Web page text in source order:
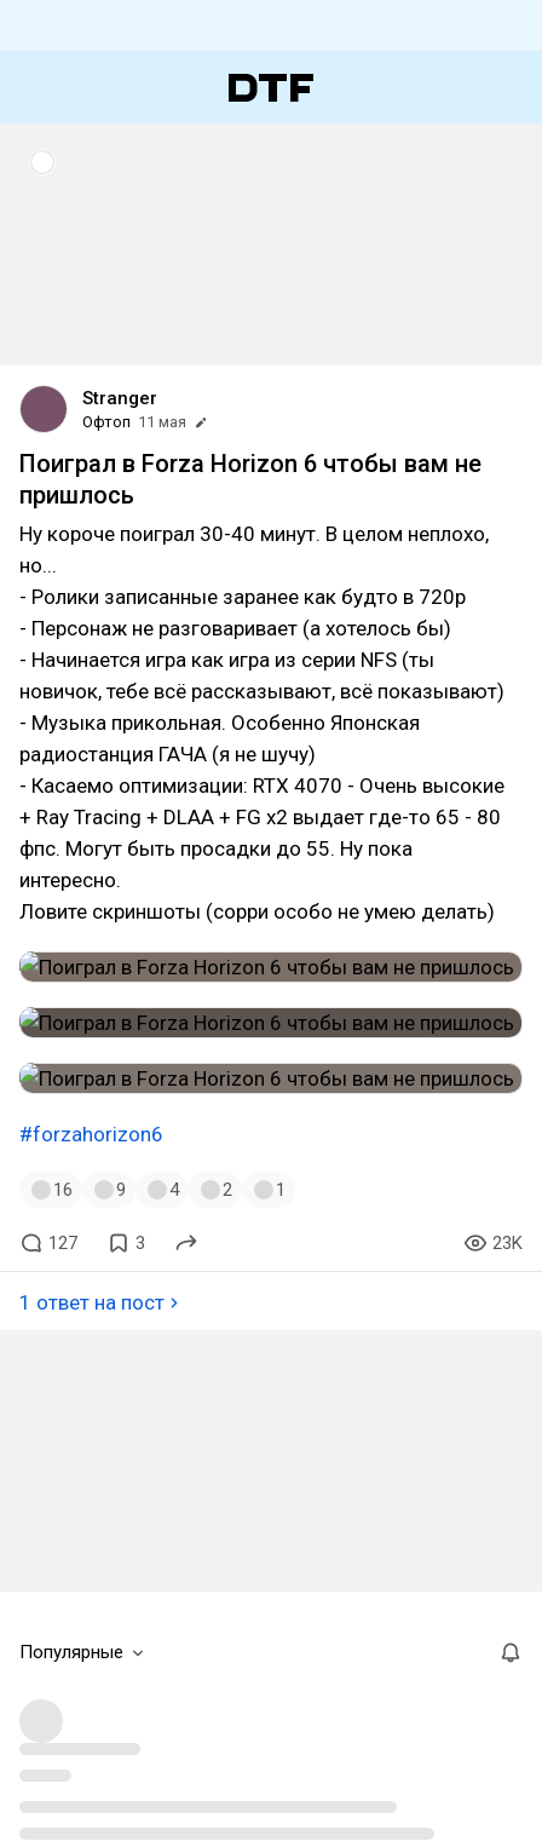
Stranger
Офтоп 11 мая
Поиграл в Forza Horizon 6 чтобы вам не
пришлось
Ну короче поиграл 30-40 минут. В целом неплохо,
но...
- Ролики записанные заранее как будто в 720p
- Персонаж не разговаривает (а хотелось бы)
- Начинается игра как игра из серии NFS (ты
новичок, тебе всё рассказывают, всё показывают)
- Музыка прикольная. Особенно Японская
радиостанция ГАЧА (я не шучу)
- Касаемо оптимизации: RTX 4070 - Очень высокие
+ Ray Tracing + DLAA + FG x2 выдает где-то 65 - 80
фпс. Могут быть просадки до 55. Ну пока
интересно.
Ловите скриншоты (сорри особо не умею делать)
#forzahorizon6
16 9 4 2 1
127 3 23K
1 ответ на пост
Популярные